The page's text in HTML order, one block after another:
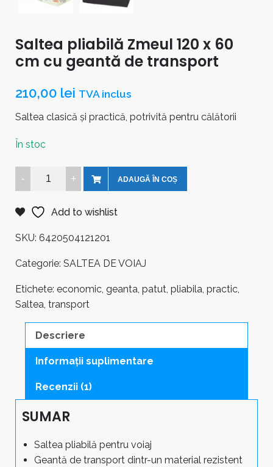
Saltea pliabilă Zmeul 120 x 60
cm cu geantă de transport
210,00 lei TVA inclus
Saltea clasică și practică, potrivită pentru călătorii
În stoc
pliabilă
Zmeul
120
x
cm
geantă
de
transport
quantity
ADAUGĂ ÎN COȘ
Add to wishlist
SKU: 6420504121201
Categorie: SALTEA DE VOIAJ
Etichete: economic, geanta, patut, pliabila, practic,
Saltea, transport
Descriere
Informații suplimentare
Recenzii (1)
SUMAR
Saltea pliabilă pentru voiaj
Geantă de transport dintr-un material rezistent